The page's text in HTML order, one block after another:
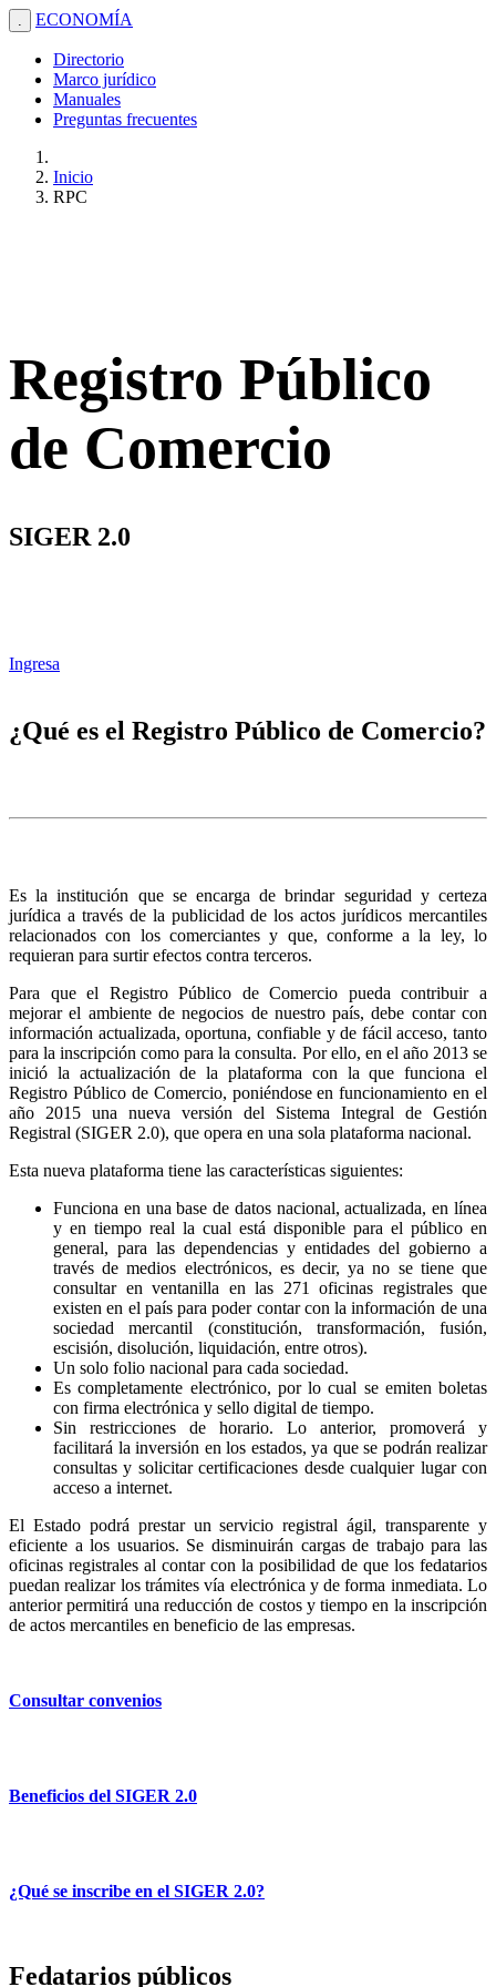
. ECONOMÍA
Directorio
Marco jurídico
Manuales
Preguntas frecuentes
Inicio
RPC
Registro Público
de Comercio
SIGER 2.0
Ingresa
¿Qué es el Registro Público de Comercio?
Es la institución que se encarga de brindar seguridad y certeza
jurídica a través de la publicidad de los actos jurídicos mercantiles
relacionados con los comerciantes y que, conforme a la ley, lo
requieran para surtir efectos contra terceros.
Para que el Registro Público de Comercio pueda contribuir a
mejorar el ambiente de negocios de nuestro país, debe contar con
información actualizada, oportuna, confiable y de fácil acceso, tanto
para la inscripción como para la consulta. Por ello, en el año 2013 se
inició la actualización de la plataforma con la que funciona el
Registro Público de Comercio, poniéndose en funcionamiento en el
año 2015 una nueva versión del Sistema Integral de Gestión
Registral (SIGER 2.0), que opera en una sola plataforma nacional.
Esta nueva plataforma tiene las características siguientes:
Funciona en una base de datos nacional, actualizada, en línea
y en tiempo real la cual está disponible para el público en
general, para las dependencias y entidades del gobierno a
través de medios electrónicos, es decir, ya no se tiene que
consultar en ventanilla en las 271 oficinas registrales que
existen en el país para poder contar con la información de una
sociedad mercantil (constitución, transformación, fusión,
escisión, disolución, liquidación, entre otros).
Un solo folio nacional para cada sociedad.
Es completamente electrónico, por lo cual se emiten boletas
con firma electrónica y sello digital de tiempo.
Sin restricciones de horario. Lo anterior, promoverá y
facilitará la inversión en los estados, ya que se podrán realizar
consultas y solicitar certificaciones desde cualquier lugar con
acceso a internet.
El Estado podrá prestar un servicio registral ágil, transparente y
eficiente a los usuarios. Se disminuirán cargas de trabajo para las
oficinas registrales al contar con la posibilidad de que los fedatarios
puedan realizar los trámites vía electrónica y de forma inmediata. Lo
anterior permitirá una reducción de costos y tiempo en la inscripción
de actos mercantiles en beneficio de las empresas.
Consultar convenios
Beneficios del SIGER 2.0
¿Qué se inscribe en el SIGER 2.0?
Fedatarios públicos